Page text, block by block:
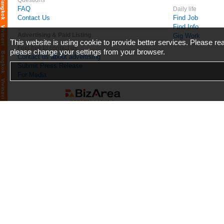
FAQ
Contact Us
Feel free to contact us
Contact us about advertising
Submit Press Release
For Media
Daily life
Find Job
Find Info
Gig Work
This website is using cookie to provide better services. Please
please change your settings from your browser.